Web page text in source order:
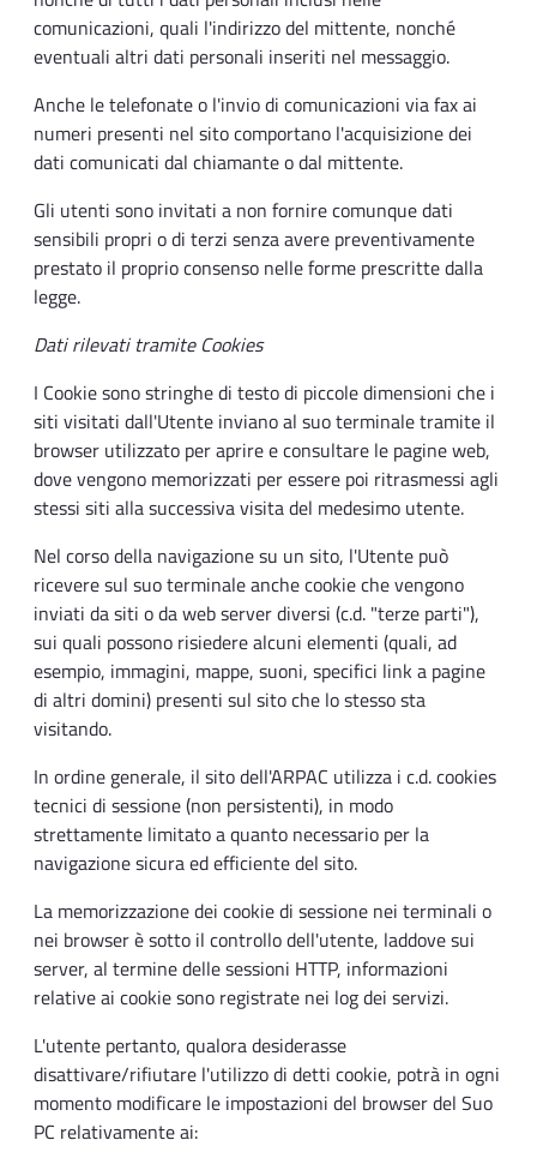
comunicazioni, quali l'indirizzo del mittente, nonché
eventuali altri dati personali inseriti nel messaggio.
Anche le telefonate o l'invio di comunicazioni via fax ai
numeri presenti nel sito comportano l'acquisizione dei
dati comunicati dal chiamante o dal mittente.
Gli utenti sono invitati a non fornire comunque dati
sensibili propri o di terzi senza avere preventivamente
prestato il proprio consenso nelle forme prescritte dalla
legge.
Dati rilevati tramite Cookies
I Cookie sono stringhe di testo di piccole dimensioni che i
siti visitati dall'Utente inviano al suo terminale tramite il
browser utilizzato per aprire e consultare le pagine web,
dove vengono memorizzati per essere poi ritrasmessi agli
stessi siti alla successiva visita del medesimo utente.
Nel corso della navigazione su un sito, l'Utente può
ricevere sul suo terminale anche cookie che vengono
inviati da siti o da web server diversi (c.d. "terze parti"),
sui quali possono risiedere alcuni elementi (quali, ad
esempio, immagini, mappe, suoni, specifici link a pagine
di altri domini) presenti sul sito che lo stesso sta
visitando.
In ordine generale, il sito dell'ARPAC utilizza i c.d. cookies
tecnici di sessione (non persistenti), in modo
strettamente limitato a quanto necessario per la
navigazione sicura ed efficiente del sito.
La memorizzazione dei cookie di sessione nei terminali o
nei browser è sotto il controllo dell'utente, laddove sui
server, al termine delle sessioni HTTP, informazioni
relative ai cookie sono registrate nei log dei servizi.
L'utente pertanto, qualora desiderasse
disattivare/rifiutare l'utilizzo di detti cookie, potrà in ogni
momento modificare le impostazioni del browser del Suo
PC relativamente ai: